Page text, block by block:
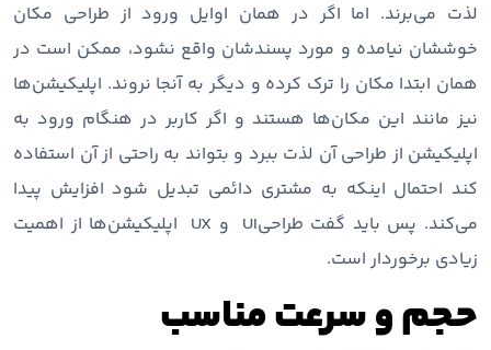
لذت می‌برند. اما اگر در همان اوایل ورود از طراحی مکان
خوششان نیامده و مورد پسندشان واقع نشود، ممکن است در
همان ابتدا مکان را ترک کرده و دیگر به آنجا نروند. اپلیکیشن‌ها
نیز مانند این مکان‌ها هستند و اگر کاربر در هنگام ورود به
اپلیکیشن از طراحی آن لذت ببرد و بتواند به راحتی از آن استفاده
کند احتمال اینکه به مشتری دائمی تبدیل شود افزایش پیدا
می‌کند. پس باید گفت طراحیUI و UX اپلیکیشن‌ها از اهمیت
زیادی برخوردار است.
حجم و سرعت مناسب